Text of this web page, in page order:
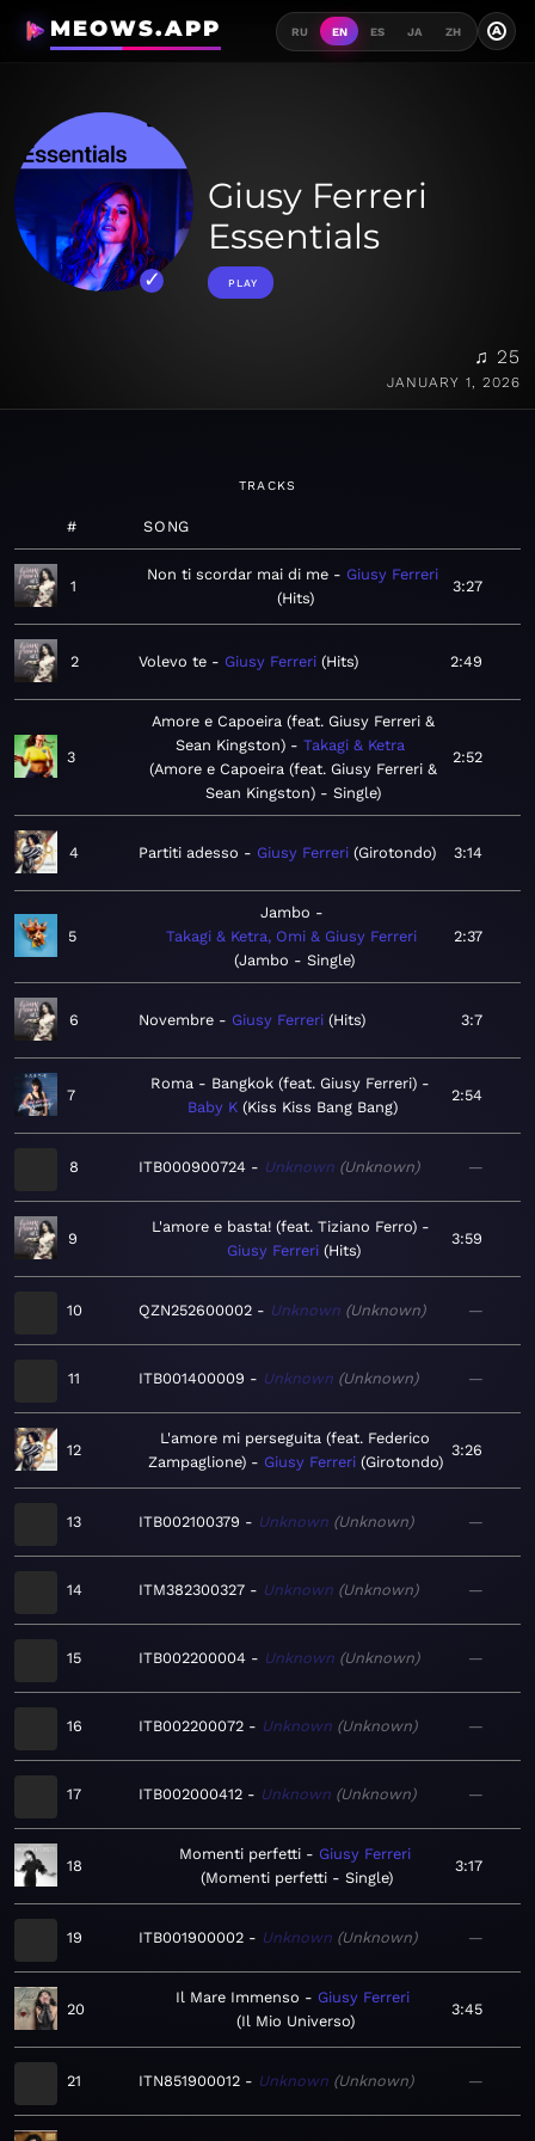
MEOWS.APP RU EN ES JA ZH A
Giusy Ferreri
Essentials
PLAY
♫ 25
JANUARY 1, 2026
TRACKS
# SONG
1
Non ti scordar mai di me
Giusy Ferreri
Hits
3:27
2 Volevo te Giusy Ferreri Hits 2:49
3
Amore e Capoeira (feat. Giusy Ferreri &
Sean Kingston)
Takagi & Ketra
Amore e Capoeira (feat. Giusy Ferreri &
Sean Kingston) - Single
2:52
4 Partiti adesso Giusy Ferreri Girotondo 3:14
5
Jambo
Takagi & Ketra, Omi & Giusy Ferreri
Jambo - Single
2:37
6 Novembre Giusy Ferreri Hits 3:7
7
Roma - Bangkok (feat. Giusy Ferreri)
Baby K Kiss Kiss Bang Bang
2:54
8 ITB000900724 Unknown Unknown —
9
L'amore e basta! (feat. Tiziano Ferro)
Giusy Ferreri Hits
3:59
10 QZN252600002 Unknown Unknown —
11 ITB001400009 Unknown Unknown —
12
L'amore mi perseguita (feat. Federico
Zampaglione)
Giusy Ferreri Girotondo
3:26
13 ITB002100379 Unknown Unknown —
14 ITM382300327 Unknown Unknown —
15 ITB002200004 Unknown Unknown —
16 ITB002200072 Unknown Unknown —
17 ITB002000412 Unknown Unknown —
18
Momenti perfetti
Giusy Ferreri
Momenti perfetti - Single
3:17
19 ITB001900002 Unknown Unknown —
20
Il Mare Immenso
Giusy Ferreri
Il Mio Universo
3:45
21 ITN851900012 Unknown Unknown —